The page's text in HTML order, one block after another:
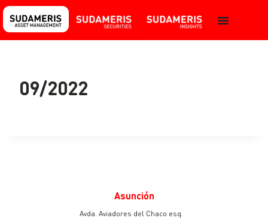
09/2022
Asunción
Avda. Aviadores del Chaco esq.